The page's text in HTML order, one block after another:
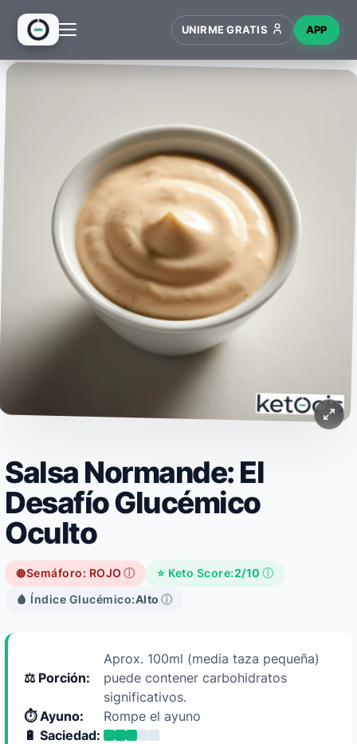
RECETAS
HUB
WIKI
NUEVO
UNIRME GRATIS APP
Salsa Normande: El
Desafío Glucémico
Oculto
🔴Semáforo: ROJO ⓘ ⭐ Keto Score:2/10 ⓘ
🩸 Índice Glucémico:Alto ⓘ
⚖️ Porción:
Aprox. 100ml (media taza pequeña)
puede contener carbohidratos
significativos.
⏱️ Ayuno:
Rompe el ayuno
🔋 Saciedad: